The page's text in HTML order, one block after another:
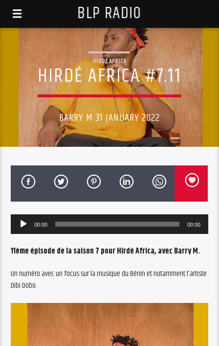
BLP RADIO
HIRDÉ AFRICA
HIRDÉ AFRICA #7.11
BARRY M 31 JANUARY 2022
Audio
Player
00:00 00:00
11ème épisode de la saison 7 pour Hirdé Africa, avec Barry M.
Un numéro avec un focus sur la musique du Bénin et notamment l’artiste
Dibi Dobo.